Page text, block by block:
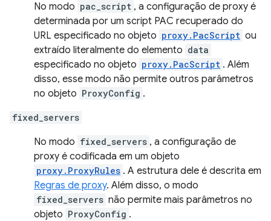
No modo pac_script , a configuração de proxy é
determinada por um script PAC recuperado do
URL especificado no objeto proxy.PacScript ou
extraído literalmente do elemento data
especificado no objeto proxy.PacScript . Além
disso, esse modo não permite outros parâmetros
no objeto ProxyConfig .
fixed_servers
No modo fixed_servers , a configuração de
proxy é codificada em um objeto
proxy.ProxyRules . A estrutura dele é descrita em
Regras de proxy. Além disso, o modo
fixed_servers não permite mais parâmetros no
objeto ProxyConfig .